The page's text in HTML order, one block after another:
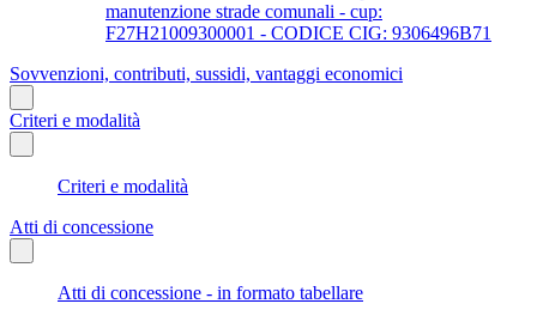
manutenzione strade comunali - cup:
F27H21009300001 - CODICE CIG: 9306496B71
Sovvenzioni, contributi, sussidi, vantaggi economici
Criteri e modalità
Criteri e modalità
Atti di concessione
Atti di concessione - in formato tabellare